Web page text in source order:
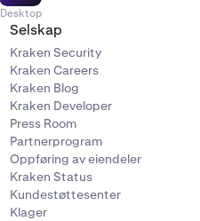
Desktop
Selskap
Kraken Security
Kraken Careers
Kraken Blog
Kraken Developer
Press Room
Partnerprogram
Oppføring av eiendeler
Kraken Status
Kundestøttesenter
Klager